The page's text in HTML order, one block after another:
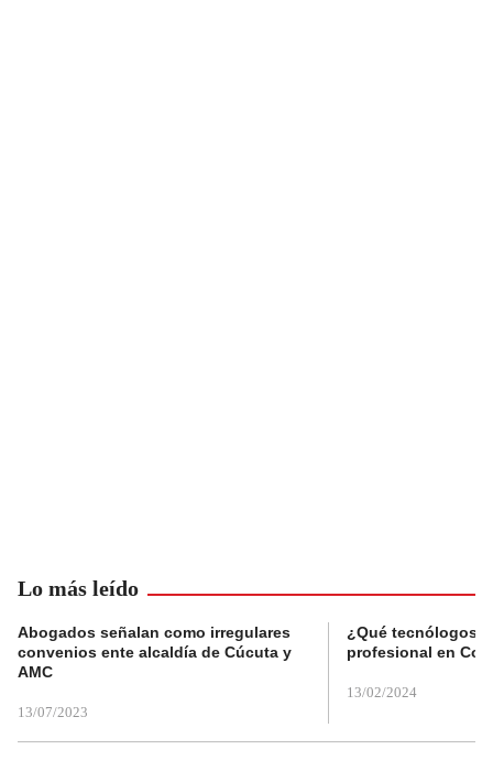
Lo más leído
Abogados señalan como irregulares
convenios ente alcaldía de Cúcuta y
AMC
13/07/2023
¿Qué tecnólogos
profesional en
13/02/2024